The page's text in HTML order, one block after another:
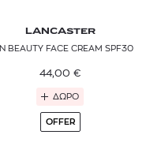
LANCASTER
BEAUTY FACE CREAM SPF30
44,00 €
ΔΩΡΟ
OFFER